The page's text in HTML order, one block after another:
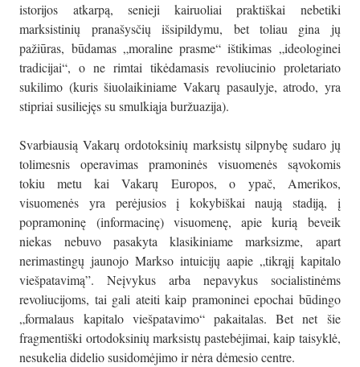
istorijos atkarpą, senieji kairuoliai praktiškai nebetiki
marksistinių pranašysčių išsipildymu, bet toliau gina jų
pažiūras, būdamas „moraline prasme“ ištikimas „ideologinei
tradicijai“, o ne rimtai tikėdamasis revoliucinio proletariato
sukilimo (kuris šiuolaikiniame Vakarų pasaulyje, atrodo, yra
stipriai susiliejęs su smulkiąja buržuazija).
Svarbiausią Vakarų ordotoksinių marksistų silpnybę sudaro jų
tolimesnis operavimas pramoninės visuomenės sąvokomis
tokiu metu kai Vakarų Europos, o ypač, Amerikos,
visuomenės yra perėjusios į kokybiškai naują stadiją, į
popramoninę (informacinę) visuomenę, apie kurią beveik
niekas nebuvo pasakyta klasikiniame marksizme, apart
nerimastingų jaunojo Markso intuicijų aapie „tikrąjį kapitalo
viešpatavimą”. Neįvykus arba nepavykus socialistinėms
revoliucijoms, tai gali ateiti kaip pramoninei epochai būdingo
„formalaus kapitalo viešpatavimo“ pakaitalas. Bet net šie
fragmentiški ortodoksinių marksistų pastebėjimai, kaip taisyklė,
nesukelia didelio susidomėjimo ir nėra dėmesio centre.